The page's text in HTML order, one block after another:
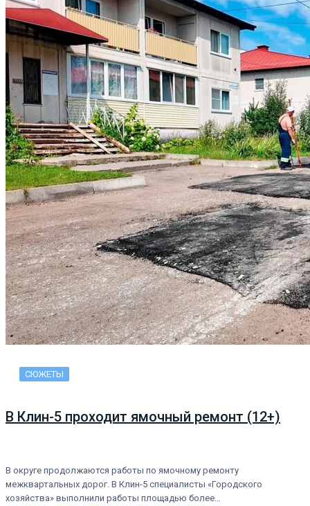
СЮЖЕТЫ
В Клин-5 проходит ямочный ремонт (12+)
В округе продолжаются работы по ямочному ремонту
межквартальных дорог. В Клин-5 специалисты «Городского
хозяйства» выполнили работы площадью более…